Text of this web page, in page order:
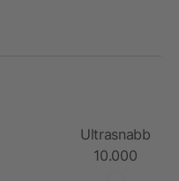
Ultrasnabb
10.000